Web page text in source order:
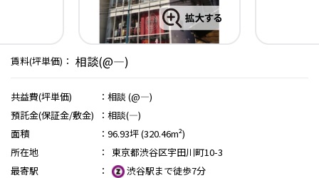
賃料(坪単価)： 相談(@―)
共益費(坪単価) ： 相談 (@―)
預託金(保証金/敷金)
： 相談(―)
面積
： 96.93坪 (320.46m²)
所在地
：
東京都渋谷区宇田川町10-3
最寄駅
：
渋谷駅まで徒歩7分